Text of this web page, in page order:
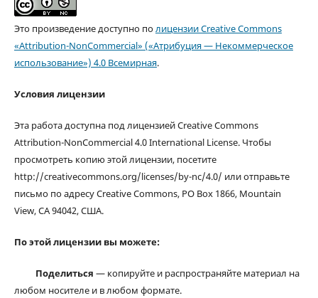
Это произведение доступно полицензии Creative Commons
«Attribution-NonCommercial» («Атрибуция — Некоммерческое
использование») 4.0 Всемирная.
Условия лицензии
Эта работа доступна под лицензией Creative Commons
Attribution-NonCommercial 4.0 International License. Чтобы
просмотреть копию этой лицензии, посетите
http://creativecommons.org/licenses/by-nc/4.0/ или отправьте
письмо по адресу Creative Commons, PO Box 1866, Mountain
View, CA 94042, США.
По этой лицензии вы можете:
Поделиться — копируйте и распространяйте материал на
любом носителе и в любом формате.